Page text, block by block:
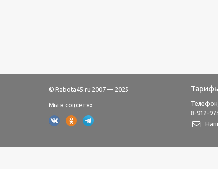
© Rabota45.ru 2007 — 2025
Мы в соцсетях
8-912-